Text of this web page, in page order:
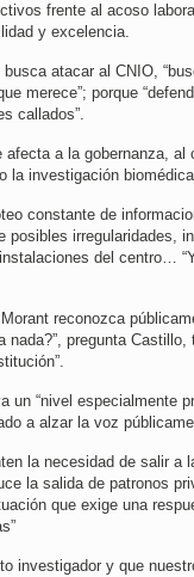
frente al acoso
y excelencia.
atacar al CNIO,
merece”; porque
callados”.
afecta a la gobernanza,
investigación
constante de
irregularidades,
del centro…
reconozca
pregunta Castillo,
“nivel especialmente
a alzar la voz
la necesidad de salir a
la salida de patronos
que exige una
investigador y que